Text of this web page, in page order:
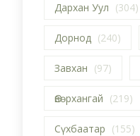
Дархан Уул (304)
Дорнод (240)
Завхан (97)
Өвөрхангай (219)
Сүхбаатар (155)